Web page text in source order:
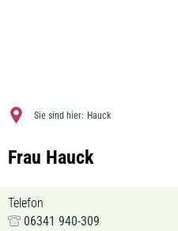
Sie sind hier: Hauck
Frau Hauck
Telefon
06341 940-309